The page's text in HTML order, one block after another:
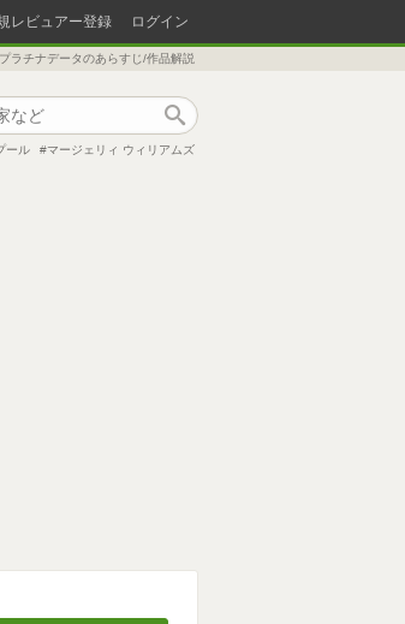
レビュアー登録 ログイン
プラチナデータのあらすじ/作品解説
ール マージェリィ ウィリアムズ